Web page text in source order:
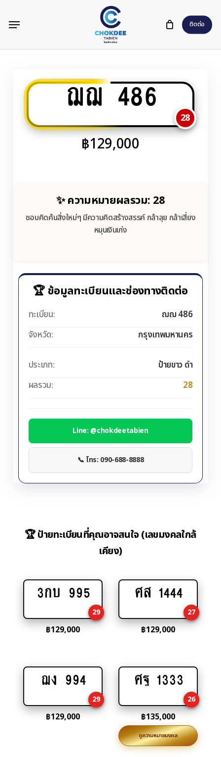
content
ติดต่อ
Menu
ฌฌ 486
28
฿129,000
✨ ความหมายผลรวม: 28
ชอบคิดค้นสิ่งใหม่ๆ มีความคิดสร้างสรรค์ กล้าลุย กล้าเสี่ยง
หมุนเงินเก่ง
🏆 ข้อมูลทะเบียนและช่องทางติดต่อ
ทะเบียน:
ฌฌ 486
จังหวัด:
กรุงเทพมหานคร
ประเภท:
ป้ายขาว ดำ
ผลรวม:
28
Line: @chokdeetabien
📞 โทร: 090-688-8888
🏆 ป้ายทะเบียนที่คุณอาจสนใจ (เลขมงคลใกล้
เคียง)
Add
cart
3กบ 995
29
฿129,000
Add
cart
ศส 1444
27
฿129,000
Add
cart
ฌง 994
29
฿129,000
Add
cart
ศฐ 1333
26
฿135,000
ดูความหมายมงคล